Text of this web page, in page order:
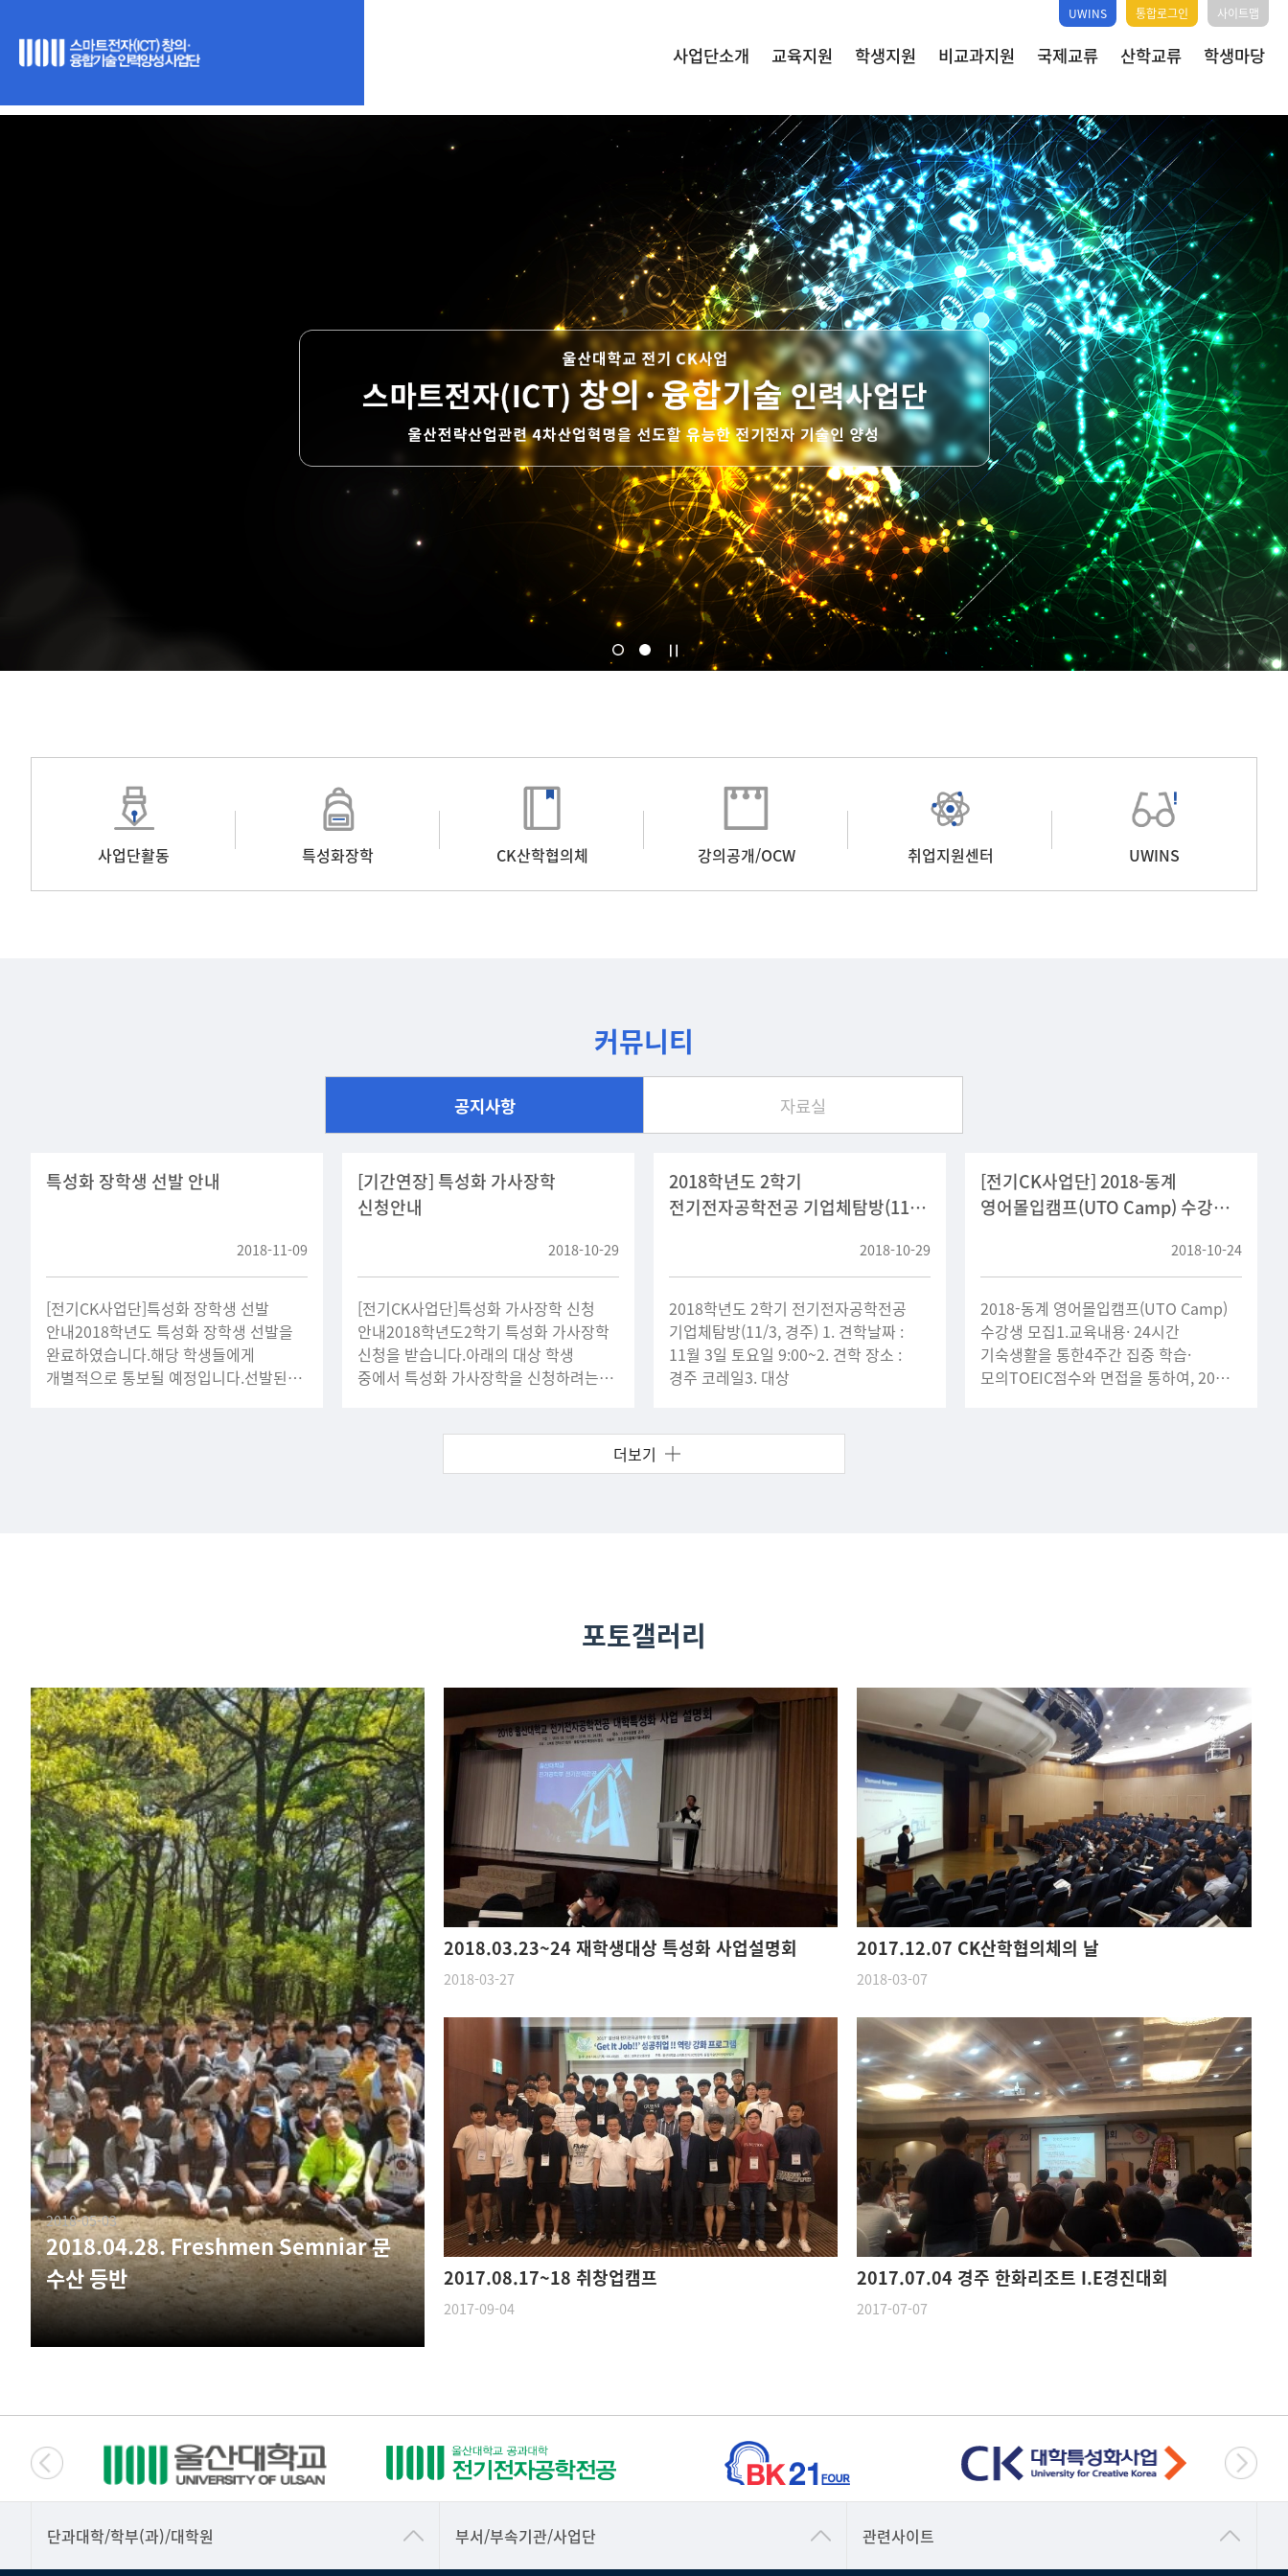
UWINS 통합로그인 사이트맵
사업단소개 교육지원 학생지원 비교과지원 국제교류 산학교류 학생마당
사업단활동 특성화장학 CK산학협의체 강의공개/OCW 취업지원센터 UWINS
커뮤니티
공지사항 자료실
특성화 장학생 선발 안내
2018-11-09
[전기CK사업단]특성화 장학생 선발
안내2018학년도 특성화 장학생 선발을
완료하였습니다.해당 학생들에게
개별적으로 통보될 예정입니다.선발된
[기간연장] 특성화 가사장학
신청안내
2018-10-29
[전기CK사업단]특성화 가사장학 신청
안내2018학년도2학기 특성화 가사장학
신청을 받습니다.아래의 대상 학생
중에서 특성화 가사장학을 신청하려는
2018학년도 2학기
전기전자공학전공 기업체탐방(11/3,
2018-10-29
2018학년도 2학기 전기전자공학전공
기업체탐방(11/3, 경주) 1. 견학날짜 :
11월 3일 토요일 9:00~2. 견학 장소 :
경주 코레일3. 대상
[전기CK사업단] 2018-동계
영어몰입캠프(UTO Camp) 수강생
2018-10-24
2018-동계 영어몰입캠프(UTO Camp)
수강생 모집1.교육내용· 24시간
기숙생활을 통한4주간 집중 학습·
모의TOEIC점수와 면접을 통하여, 20명
포토갤러리
2018.04.28. Freshmen Semniar 문
수산 등반
2018-05-03
2018.03.23~24 재학생대상 특성화 사업설명회
2018-03-27
2017.12.07 CK산학협의체의 날
2018-03-07
2017.08.17~18 취창업캠프
2017-09-04
2017.07.04 경주 한화리조트 I.E경진대회
2017-07-07
단과대학/학부(과)/대학원 부서/부속기관/사업단 관련사이트